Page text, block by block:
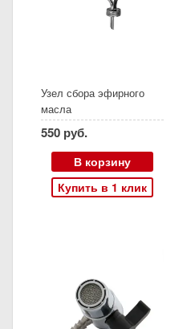
Узел сбора эфирного
масла
550 руб.
В корзину
Купить в 1 клик